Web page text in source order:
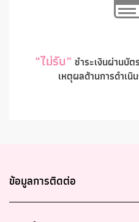
“ไม่รับ” ชำระเงินผ่านบั
เหตุผลด้านการดำเ
ข้อมูลการติดต่อ